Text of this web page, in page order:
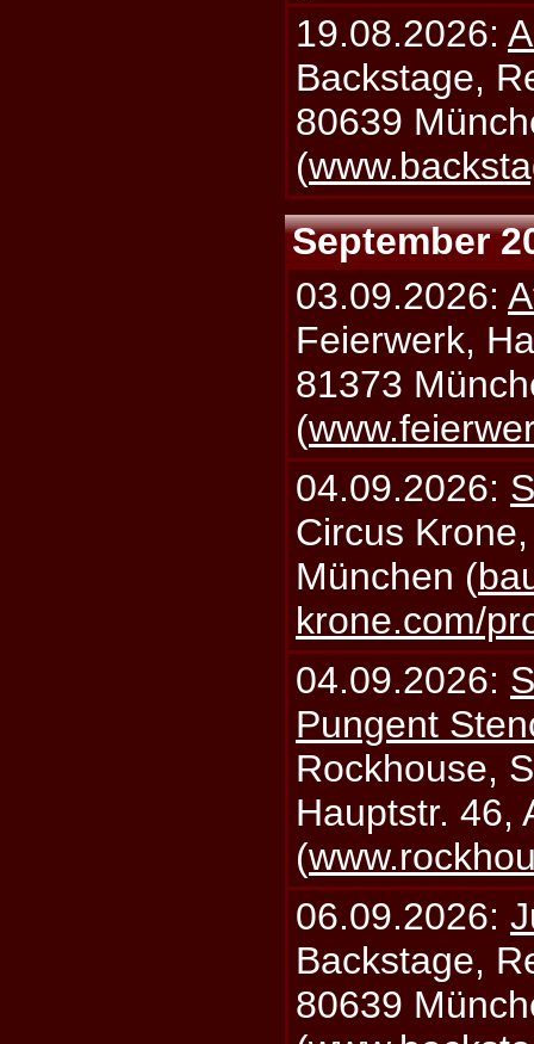
19.08.2026:
Backstage,
80639
(
September
03.09.2026:
Feierwerk,
81373
(
04.09.2026:
Circus
München (
krone.com/
04.09.2026:
Pungent
Rockhouse,
Hauptstr. 46,
(
06.09.2026:
Backstage,
80639